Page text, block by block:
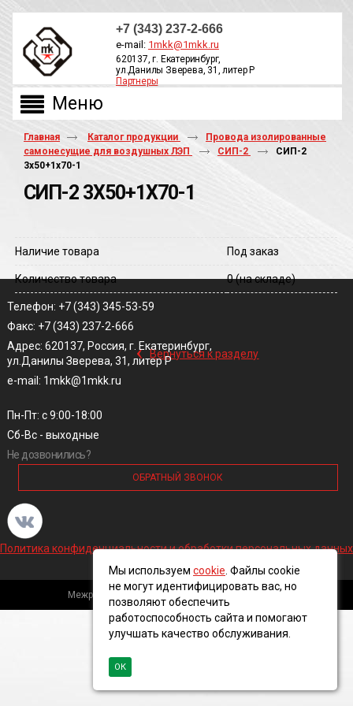
+7 (343) 237-2-666
e-mail: 1mkk@1mkk.ru
620137, г. Екатеринбург,
ул.Данилы Зверева, 31, литер Р
Партнеры
Главная Каталог продукции
Провода изолированные
самонесущие для воздушных ЛЭП
СИП-2
СИП-2
3х50+1х70-1
СИП-2 3Х50+1Х70-1
Наличие товара Под заказ
Количество товара 0(на складе)
‹ Вернуться к разделу
Телефон: +7 (343) 345-53-59
Факс: +7 (343) 237-2-666
Адрес: 620137, Россия, г. Екатеринбург,
ул.Данилы Зверева, 31, литер Р
e-mail: 1mkk@1mkk.ru
Пн-Пт: с 9:00-18:00
Сб-Вс - выходные
Не дозвонились?
ОБРАТНЫЙ ЗВОНОК
Политика конфиденциальности и обработки персональных данных
Межрегиональная кабельная компания, 2016 ©
Мы используем cookie . Файлы cookie
не могут идентифицировать вас, но
позволяют обеспечить
работоспособность сайта и помогают
улучшать качество обслуживания.
ОК